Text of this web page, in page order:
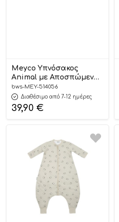
Meyco Υπνόσακος
Animal με Αποσπώμενα
Μανίκια 90cm
bws-MEY-514056
Διαθέσιμο από 7-12 ημέρες
39,90 €